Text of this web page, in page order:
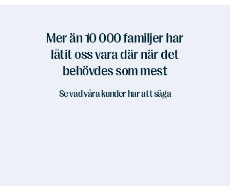
Mer än 10 000 familjer har
låtit oss vara där när det
behövdes som mest
Se vad våra kunder har att säga